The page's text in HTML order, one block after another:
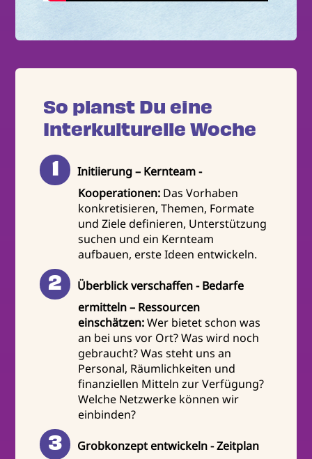
So planst Du eine
Interkulturelle Woche
Initiierung – Kernteam -
Kooperationen: Das Vorhaben
konkretisieren, Themen, Formate
und Ziele definieren, Unterstützung
suchen und ein Kernteam
aufbauen, erste Ideen entwickeln.
Überblick verschaffen - Bedarfe
ermitteln – Ressourcen
einschätzen:Wer bietet schon was
an bei uns vor Ort? Was wird noch
gebraucht? Was steht uns an
Personal, Räumlichkeiten und
finanziellen Mitteln zur Verfügung?
Welche Netzwerke können wir
einbinden?
Grobkonzept entwickeln - Zeitplan